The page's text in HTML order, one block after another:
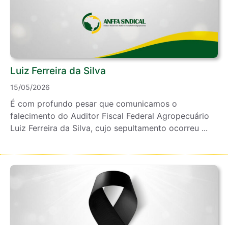
Luiz Ferreira da Silva
15/05/2026
É com profundo pesar que comunicamos o
falecimento do Auditor Fiscal Federal Agropecuário
Luiz Ferreira da Silva, cujo sepultamento ocorreu ...